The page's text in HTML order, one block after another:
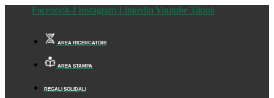
Facebook-f Instagram Linkedin Youtube Tiktok
AREA RICERCATORI
AREA STAMPA
REGALI SOLIDALI